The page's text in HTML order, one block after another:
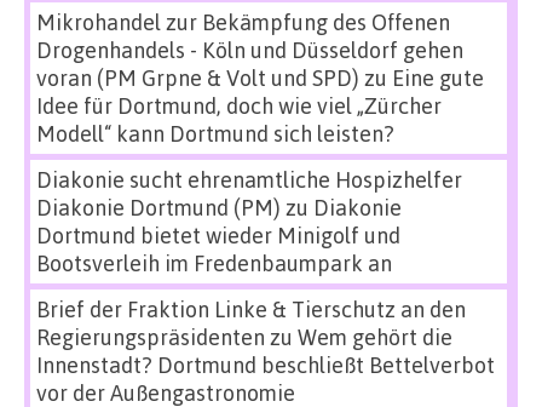
Mikrohandel zur Bekämpfung des Offenen
Drogenhandels - Köln und Düsseldorf gehen
voran (PM Grpne & Volt und SPD) zu Eine gute
Idee für Dortmund, doch wie viel „Zürcher
Modell“ kann Dortmund sich leisten?
Diakonie sucht ehrenamtliche Hospizhelfer
Diakonie Dortmund (PM) zu Diakonie
Dortmund bietet wieder Minigolf und
Bootsverleih im Fredenbaumpark an
Brief der Fraktion Linke & Tierschutz an den
Regierungspräsidenten zu Wem gehört die
Innenstadt? Dortmund beschließt Bettelverbot
vor der Außengastronomie